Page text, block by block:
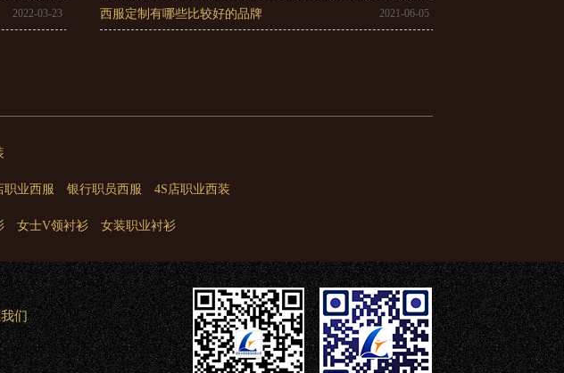
2022-03-23 2021-06-05
西服定制有哪些比较好的品牌
职业西服 银行职员西服 4S店职业西装
女士V领衬衫 女装职业衬衫
们